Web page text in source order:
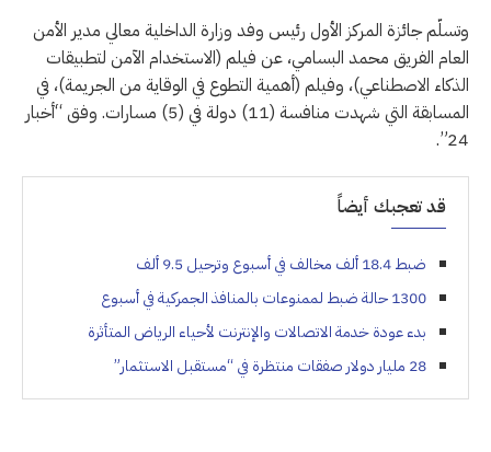
وتسلّم جائزة المركز الأول رئيس وفد وزارة الداخلية معالي مدير الأمن
العام الفريق محمد البسامي، عن فيلم (الاستخدام الآمن لتطبيقات
الذكاء الاصطناعي)، وفيلم (أهمية التطوع في الوقاية من الجريمة)، في
المسابقة التي شهدت منافسة (11) دولة في (5) مسارات. وفق “أخبار
24”.
قد تعجبك أيضاً
ضبط 18.4 ألف مخالف في أسبوع وترحيل 9.5 ألف
1300 حالة ضبط لممنوعات بالمنافذ الجمركية في أسبوع
بدء عودة خدمة الاتصالات والإنترنت لأحياء الرياض المتأثرة
28 مليار دولار صفقات منتظرة في “مستقبل الاستثمار”